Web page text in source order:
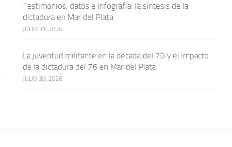
Testimonios, datos e infografía: la síntesis de la
dictadura en Mar del Plata
JULIO 31, 2026
La juventud militante en la década del 70 y el impacto
de la dictadura del 76 en Mar del Plata
JULIO 30, 2026